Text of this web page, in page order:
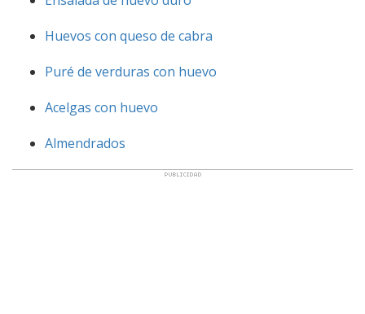
Huevos con queso de cabra
Puré de verduras con huevo
Acelgas con huevo
Almendrados